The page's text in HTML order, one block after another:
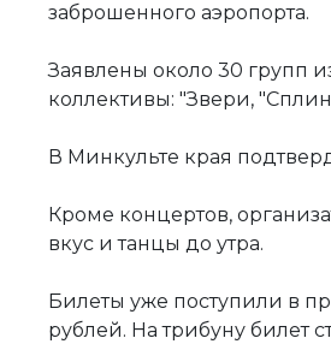
заброшенного аэропорта.
Заявлены около 30 групп
коллективы: "Звери,
В Минкульте края
Кроме концертов,
вкус и танцы до утра.
Билеты уже поступили в
рублей. На трибуну билет